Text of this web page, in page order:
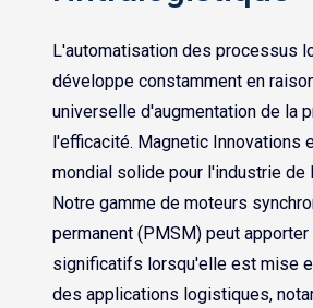
L'automatisation des processus
développe constamment en
universelle d'augmentation de la
l'efficacité. Magnetic Innovations
mondial solide pour l'industrie de
Notre gamme de moteurs
permanent (PMSM) peut
significatifs lorsqu'elle est mise
des applications logistiques,